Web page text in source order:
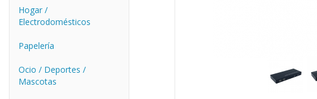
Hogar /
Electrodomésticos
Papelería
Ocio / Deportes /
Mascotas